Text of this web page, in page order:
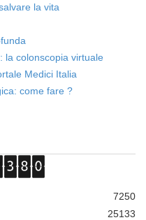
la vita
la colonscopia virtuale
Medici Italia
come fare ?
7250
25133